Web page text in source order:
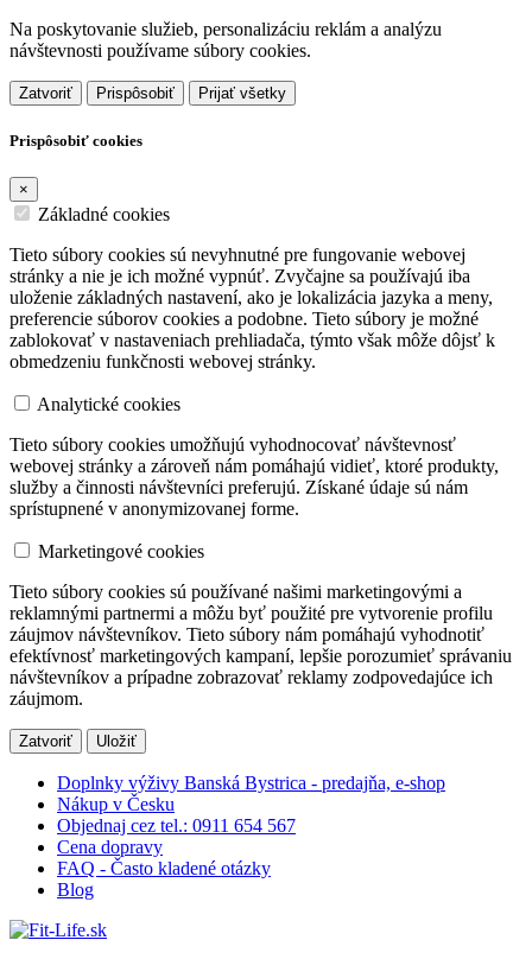
Na poskytovanie služieb, personalizáciu reklám a analýzu
návštevnosti používame súbory cookies.
Zatvoriť Prispôsobiť Prijať všetky
Prispôsobiť cookies
×
Základné cookies
Tieto súbory cookies sú nevyhnutné pre fungovanie webovej
stránky a nie je ich možné vypnúť. Zvyčajne sa používajú iba
uloženie základných nastavení, ako je lokalizácia jazyka a meny,
preferencie súborov cookies a podobne. Tieto súbory je možné
zablokovať v nastaveniach prehliadača, týmto však môže dôjsť k
obmedzeniu funkčnosti webovej stránky.
Analytické cookies
Tieto súbory cookies umožňujú vyhodnocovať návštevnosť
webovej stránky a zároveň nám pomáhajú vidieť, ktoré produkty,
služby a činnosti návštevníci preferujú. Získané údaje sú nám
sprístupnené v anonymizovanej forme.
Marketingové cookies
Tieto súbory cookies sú používané našimi marketingovými a
reklamnými partnermi a môžu byť použité pre vytvorenie profilu
záujmov návštevníkov. Tieto súbory nám pomáhajú vyhodnotiť
efektívnosť marketingových kampaní, lepšie porozumieť správaniu
návštevníkov a prípadne zobrazovať reklamy zodpovedajúce ich
záujmom.
Zatvoriť Uložiť
Doplnky výživy Banská Bystrica - predajňa, e-shop
Nákup v Česku
Objednaj cez tel.: 0911 654 567
Cena dopravy
FAQ - Často kladené otázky
Blog